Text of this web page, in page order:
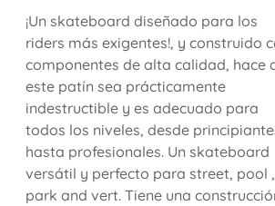
¡Un skateboard diseñado para los
riders más exigentes!, y construido
componentes de alta calidad, hace
este patín sea prácticamente
indestructible y es adecuado para
todos los niveles, desde
hasta profesionales. Un skateboard
versátil y perfecto para street, pool ,
park and vert. Tiene una